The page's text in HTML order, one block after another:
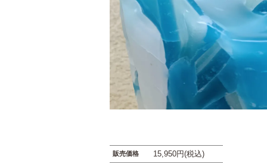
販売価格 15,950円(税込)